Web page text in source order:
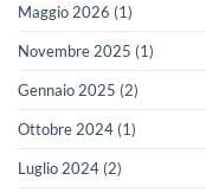
Maggio 2026 (1)
Novembre 2025 (1)
Gennaio 2025 (2)
Ottobre 2024 (1)
Luglio 2024 (2)